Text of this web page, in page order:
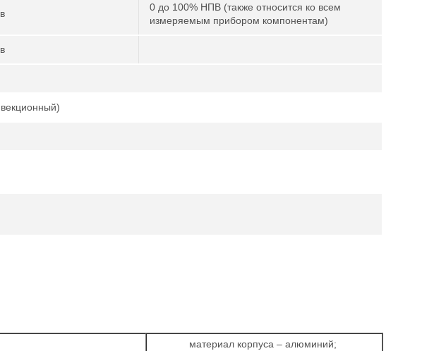
0 до 100% НПВ (также относится ко всем
измеряемым прибором компонентам)
материал корпуса – алюминий;